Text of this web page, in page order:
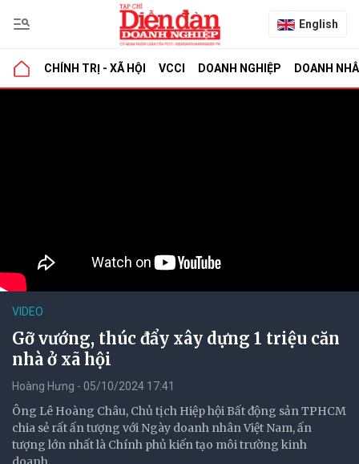
English
CHÍNH TRỊ - XÃ HỘI VCCI DOANH NGHIỆP DOANH
VIDEO
Gỡ vướng, thúc đẩy xây dựng 1 triệu căn
nhà ở xã hội
Hoàng Hưng - 05/10/2024 17:41
Ông Lê Hoàng Châu, Chủ tịch Hiệp hội Bất động sản TPHCM
chia sẻ rất ấn tượng với Ngày doanh nhân Việt Nam, ấn
tượng lớn nhất là Chính phủ kiến tạo môi trường kinh